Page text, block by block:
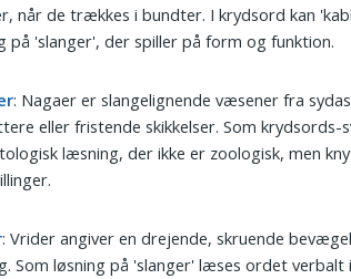
når de trækkes i bundter. I krydsord kan
på 'slanger', der spiller på form og funktion.
: Nagaer er slangelignende væsener fra
eller fristende skikkelser. Som
læsning, der ikke er zoologisk, men
: Vrider angiver en drejende, skruende
Som løsning på 'slanger' læses ordet